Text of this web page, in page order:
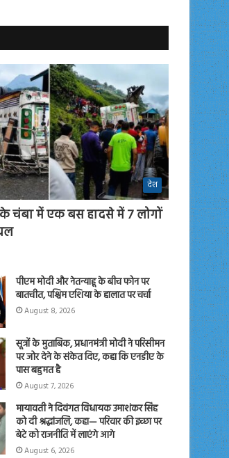
देश
चंबा में एक बस हादसे में 7 लोगों
पीएम मोदी और नेतन्याहू के बीच फोन पर
बातचीत, पश्चिम एशिया के हालात पर चर्चा
August 8, 2026
सूत्रों के मुताबिक, प्रधानमंत्री मोदी ने परिसीमन
पर जोर देने के संकेत दिए, कहा कि एनडीए के
पास बहुमत है
August 7, 2026
मायावती ने दिवंगत विधायक उमाशंकर सिंह
को दी श्रद्धांजलि, कहा— परिवार की इच्छा पर
बेटे को राजनीति में लाएंगे आगे
August 6, 2026